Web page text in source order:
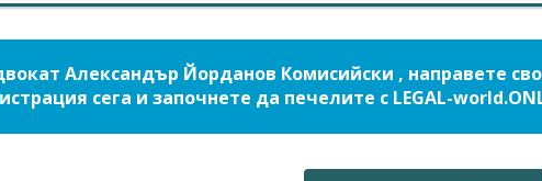
Александър Йорданов Комисийски , направете
сега и започнете да печелите с LEGAL-